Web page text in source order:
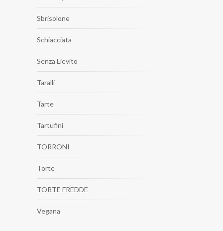
Sbrisolone
Schiacciata
Senza Lievito
Taralli
Tarte
Tartufini
TORRONI
Torte
TORTE FREDDE
Vegana